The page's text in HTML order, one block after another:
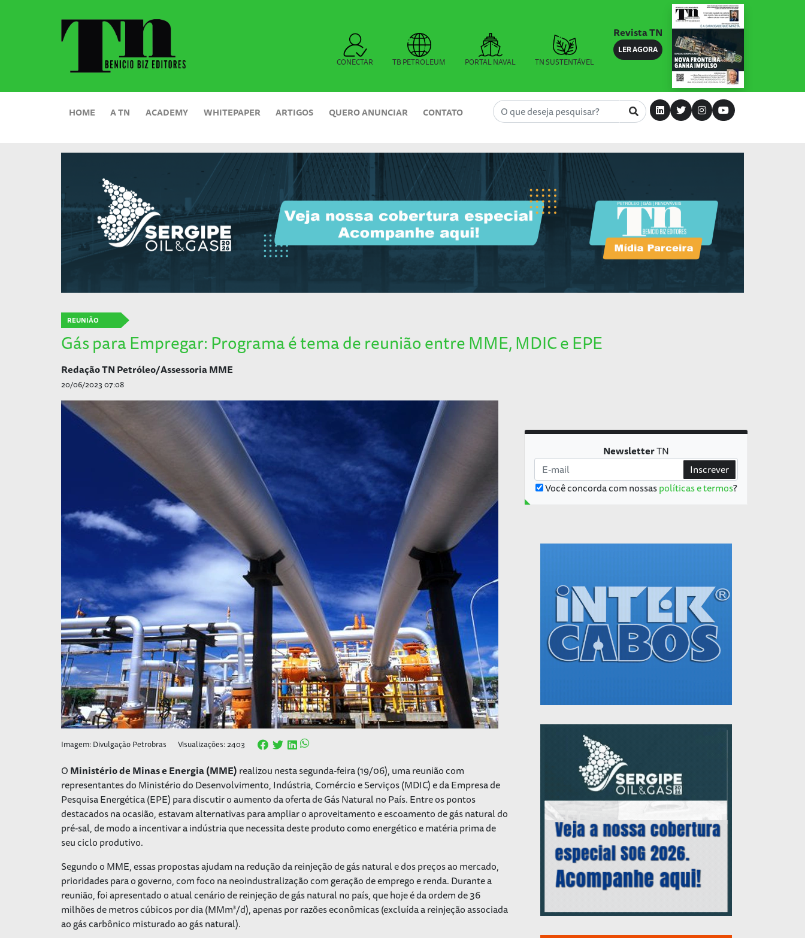
CONECTAR TB PETROLEUM PORTAL NAVAL TN SUSTENTÁVEL
Revista TN
LER AGORA
HOME A TN ACADEMY WHITEPAPER ARTIGOS QUERO ANUNCIAR CONTATO
REUNIÃO
Gás para Empregar: Programa é tema de reunião entre MME, MDIC e EPE
Redação TN Petróleo/Assessoria MME
20/06/2023 07:08
Imagem: Divulgação Petrobras Visualizações: 2403
OMinistério de Minas e Energia (MME)realizou nesta segunda-feira (19/06), uma reunião com
representantes do Ministério do Desenvolvimento, Indústria, Comércio e Serviços (MDIC) e da Empresa de
Pesquisa Energética (EPE) para discutir o aumento da oferta de Gás Natural no País. Entre os pontos
destacados na ocasião, estavam alternativas para ampliar o aproveitamento e escoamento de gás natural do
pré-sal, de modo a incentivar a indústria que necessita deste produto como energético e matéria prima de
seu ciclo produtivo.
Segundo o MME, essas propostas ajudam na redução da reinjeção de gás natural e dos preços ao mercado,
prioridades para o governo, com foco na neoindustralização com geração de emprego e renda. Durante a
reunião, foi apresentado o atual cenário de reinjeção de gás natural no país, que hoje é da ordem de 36
milhões de metros cúbicos por dia (MMm³/d), apenas por razões econômicas (excluída a reinjeção associada
ao gás carbônico misturado ao gás natural).
NewsletterTN
Você concorda com nossaspolíticas e termos?
Inscrever